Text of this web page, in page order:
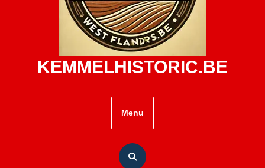
KEMMELHISTORIC.BE
Menu